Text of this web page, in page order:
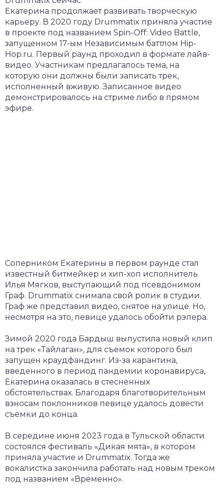
Екатерина продолжает развивать творческую
карьеру. В 2020 году Drummatix приняла участие
в проекте под названием Spin-Off: Video Battle,
запущенном 17-ым Независимым баттлом Hip-
Hop.ru. Первый раунд проходил в формате лайв-
видео. Участникам предлагалось тема, на
которую они должны были записать трек,
исполненный вживую. Записанное видео
демонстрировалось на стриме либо в прямом
эфире.
Соперником Екатерины в первом раунде стал
известный битмейкер и хип-хоп исполнитель
Илья Мягков, выступающий под псевдонимом
Граф. Drummatix снимала свой ролик в студии.
Граф же представил видео, снятое на улице. Но,
несмотря на это, певице удалось обойти рэпера.
Зимой 2020 года Бардыш выпустила новый клип
на трек «Тайлаган», для съемок которого был
запущен краудфандинг. Из-за карантина,
введенного в период пандемии коронавируса,
Екатерина оказалась в стесненных
обстоятельствах. Благодаря благотворительным
взносам поклонников певице удалось довести
съемки до конца.
В середине июня 2023 года в Тульской области
состоялся фестиваль «Дикая мята», в котором
приняла участие и Drummatix. Тогда же
вокалистка закончила работать над новым треком
под названием «Временно».